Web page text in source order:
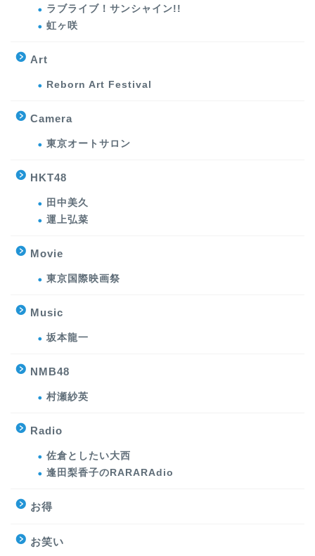
ラブライブ！サンシャイン!!
虹ヶ咲
Art
Reborn Art Festival
Camera
東京オートサロン
HKT48
田中美久
運上弘菜
Movie
東京国際映画祭
Music
坂本龍一
NMB48
村瀬紗英
Radio
佐倉としたい大西
逢田梨香子のRARARAdio
お得
お笑い